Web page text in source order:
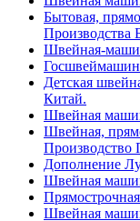
Бытовая,
Производства
Швейная-
Детская
Китай.
Швейная
Швейная,
Производство
Дополнение
Швейная
Швейная